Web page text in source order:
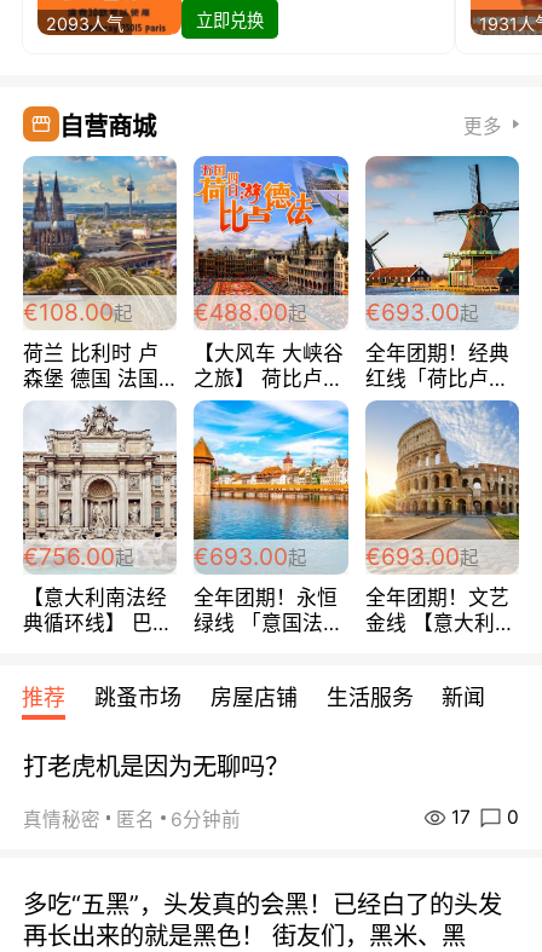
2093人气
立即兑换
1931人
自营商城 更多
€108.00起
荷兰 比利时 卢
森堡 德国 法国
超爽玩遍西欧 循
环线 全程四星宾
馆 108欧/人/天
€488.00起
【大风车 大峡谷
之旅】 荷比卢德
法 巴黎上下 经
典五国四日游
488欧/人
€693.00起
全年团期！经典
红线「荷比卢德
法」七天循环 五
国 仅售99欧/人/
天！巴黎上下！
包拼房~
€756.00起
【意大利南法经
典循环线】 巴黎
宾馆 108欧/天起
全程756欧/位
€693.00起
全年团期！永恒
绿线 「意国法
欧/天起 ~包拼房
€693.00起
全年团期！文艺
金线 【意大利一
每周铁发！
推荐 跳蚤市场 房屋店铺 生活服务 新闻
打老虎机是因为无聊吗？
真情秘密 匿名 6分钟前 17 0
多吃“五黑”，头发真的会黑！已经白了的头发
再长出来的就是黑色！ 街友们，黑米、黑